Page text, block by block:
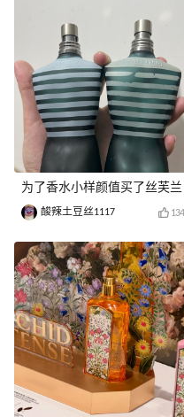
为了香水小样颜值买了丝芙兰
酸辣土豆丝1117 134